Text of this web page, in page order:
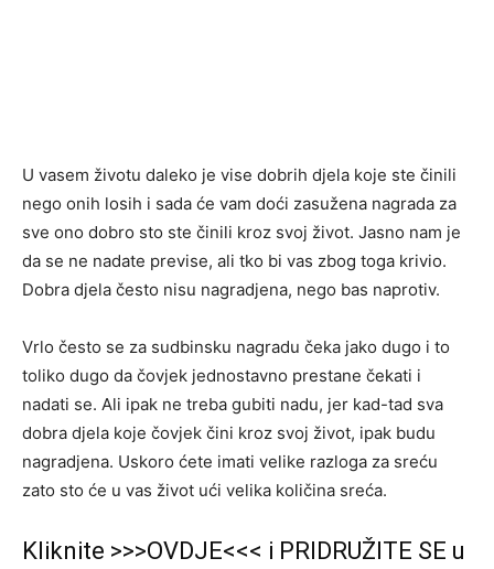
U vasem životu daleko je vise dobrih djela koje ste činili
nego onih losih i sada će vam doći zasužena nagrada za
sve ono dobro sto ste činili kroz svoj život. Jasno nam je
da se ne nadate previse, ali tko bi vas zbog toga krivio.
Dobra djela često nisu nagradjena, nego bas naprotiv.
Vrlo često se za sudbinsku nagradu čeka jako dugo i to
toliko dugo da čovjek jednostavno prestane čekati i
nadati se. Ali ipak ne treba gubiti nadu, jer kad-tad sva
dobra djela koje čovjek čini kroz svoj život, ipak budu
nagradjena. Uskoro ćete imati velike razloga za sreću
zato sto će u vas život ući velika količina sreća.
Kliknite >>>OVDJE<<< i PRIDRUŽITE SE u